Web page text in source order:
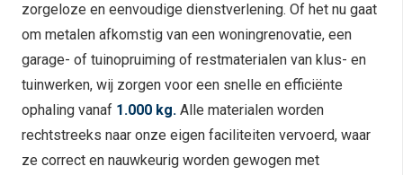
zorgeloze en eenvoudige dienstverlening. Of het nu gaat
om metalen afkomstig van een woningrenovatie, een
garage- of tuinopruiming of restmaterialen van klus- en
tuinwerken, wij zorgen voor een snelle en efficiënte
ophaling vanaf 1.000 kg. Alle materialen worden
rechtstreeks naar onze eigen faciliteiten vervoerd, waar
ze correct en nauwkeurig worden gewogen met